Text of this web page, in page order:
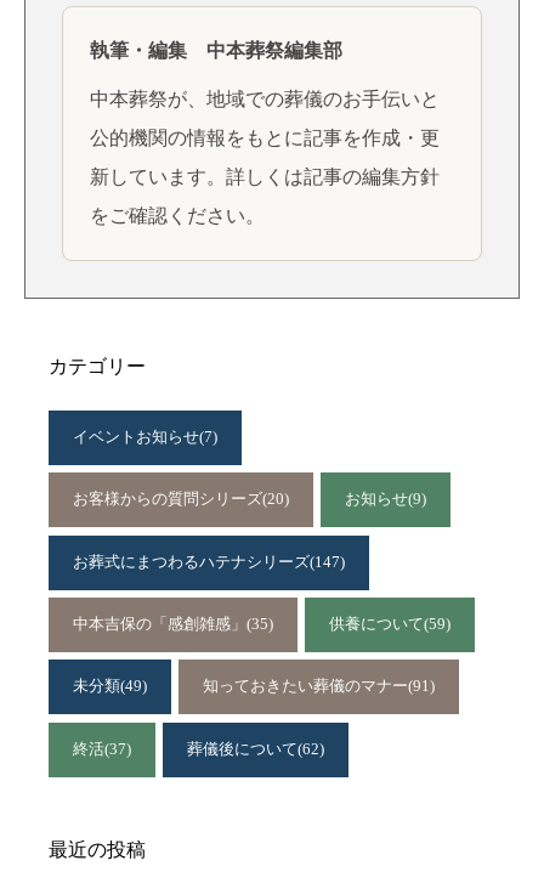
執筆・編集 中本葬祭編集部
中本葬祭が、地域での葬儀のお手伝いと
公的機関の情報をもとに記事を作成・更
新しています。詳しくは記事の編集方針
をご確認ください。
カテゴリー
イベントお知らせ(7)
お客様からの質問シリーズ(20) お知らせ(9)
お葬式にまつわるハテナシリーズ(147)
中本吉保の「感創雑感」 (35) 供養について(59)
未分類(49) 知っておきたい葬儀のマナー(91)
終活(37) 葬儀後について(62)
最近の投稿